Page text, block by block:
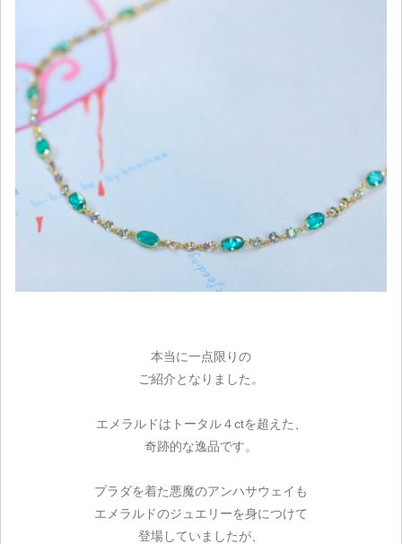
本当に一点限りの
ご紹介となりました。
エメラルドはトータル４ctを超えた、
奇跡的な逸品です。
プラダを着た悪魔のアンハサウェイも
エメラルドのジュエリーを身につけて
登場していましたが、
ご注文手続き